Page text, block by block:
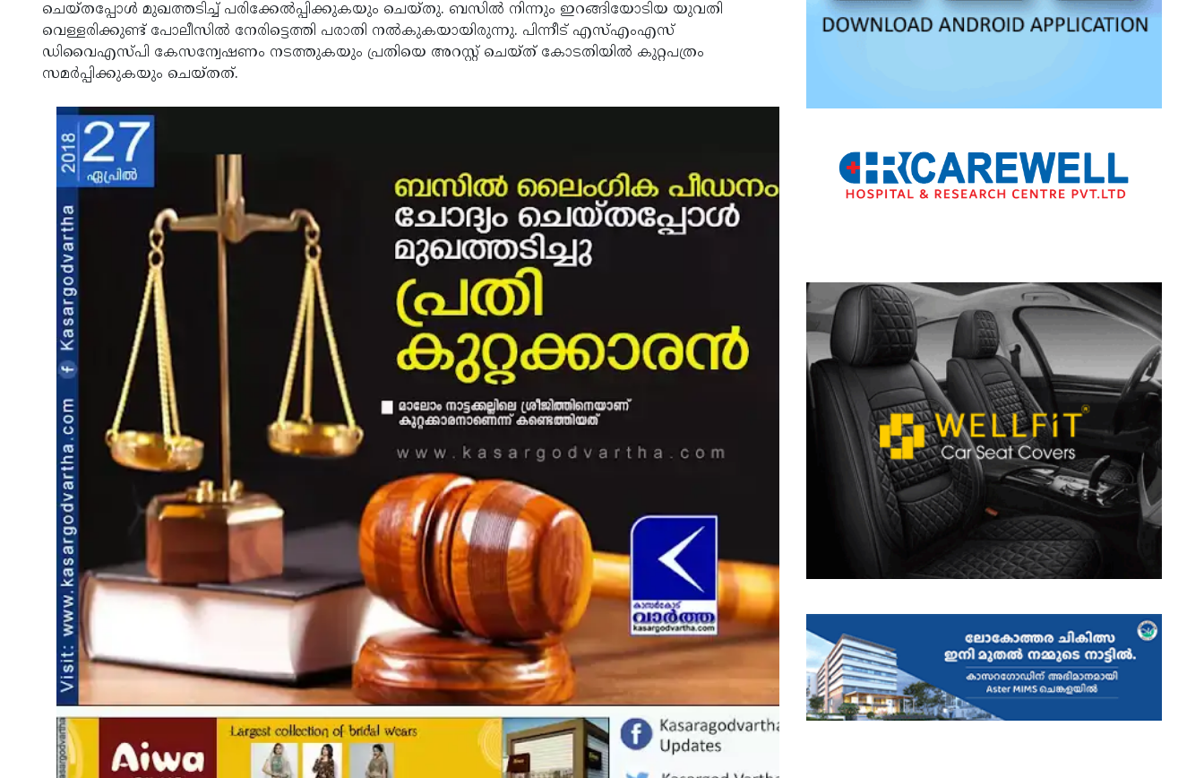
ചെയ്തപ്പോള്‍ മുഖത്തടിച്ച് പരിക്കേല്‍പ്പിക്കുകയും ചെയ്തു. ബസില്‍ നിന്നും ഇറങ്ങിയോടിയ യുവതി
വെള്ളരിക്കുണ്ട് പോലീസില്‍ നേരിട്ടെത്തി പരാതി നല്‍കുകയായിരുന്നു. പിന്നീട് എസ്എംഎസ്
ഡിവൈഎസ്പി കേസന്വേഷണം നടത്തുകയും പ്രതിയെ അറസ്റ്റ് ചെയ്ത് കോടതിയില്‍ കുറ്റപത്രം
സമര്‍പ്പിക്കുകയും ചെയ്തത്.